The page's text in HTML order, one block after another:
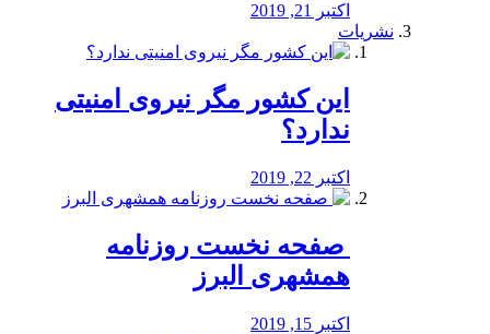
اکتبر 21, 2019
نشریات
این کشور مگر نیروی امنیتی
ندارد؟
اکتبر 22, 2019
️ صفحه نخست روزنامه‌
همشهری البرز
اکتبر 15, 2019